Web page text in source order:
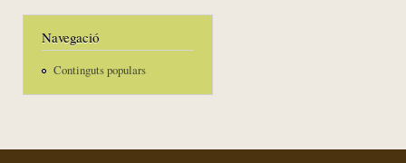
Navegació
Continguts populars